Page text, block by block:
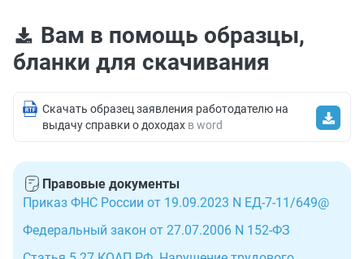
Вам в помощь образцы,
бланки для скачивания
Скачать образец заявления работодателю на
выдачу справки о доходах в word
Правовые документы
Приказ ФНС России от 19.09.2023 N ЕД-7-11/649@
Федеральный закон от 27.07.2006 N 152-ФЗ